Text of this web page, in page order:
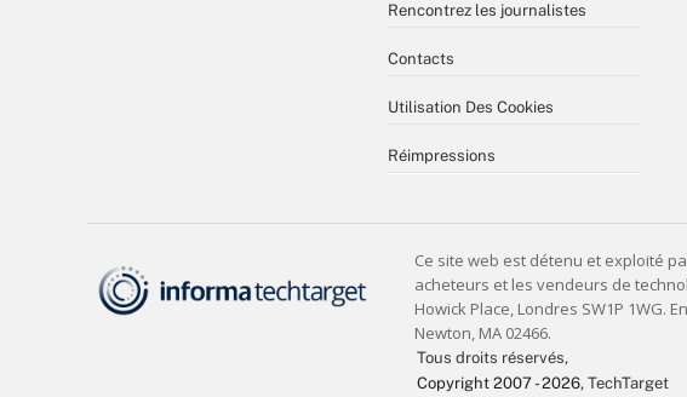
Rencontrez les journalistes
Contacts
Utilisation Des Cookies
Réimpressions
Tous droits réservés,
Copyright 2007 - 2026, TechTarget